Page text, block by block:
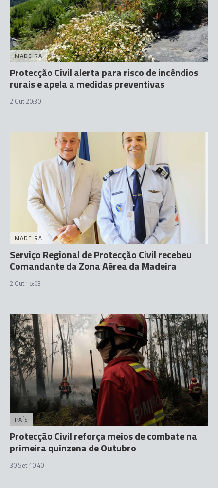
MADEIRA
Protecção Civil alerta para risco de incêndios
rurais e apela a medidas preventivas
2 Out 20:30
MADEIRA
Serviço Regional de Protecção Civil recebeu
Comandante da Zona Aérea da Madeira
2 Out 15:03
PAÍS
Protecção Civil reforça meios de combate na
primeira quinzena de Outubro
30 Set 10:40